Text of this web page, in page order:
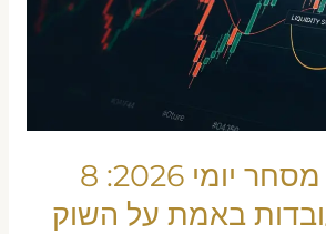
אסטרטגיות מסחר יומי 2026: 8
באמת על השוק